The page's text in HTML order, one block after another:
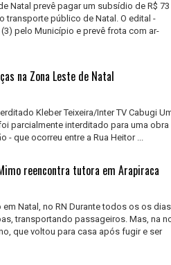
Natal prevê pagar um subsídio de R$ 73
transporte público de Natal. O edital -
pelo Município e prevê frota com ar-
na Zona Leste de Natal
Kleber Teixeira/Inter TV Cabugi
parcialmente interditado para uma obra
- que ocorreu entre a Rua Heitor ...
reencontra tutora em Arapiraca
Natal, no RN Durante todos os os
transportando passageiros. Mas, na
que voltou para casa após fugir e ser